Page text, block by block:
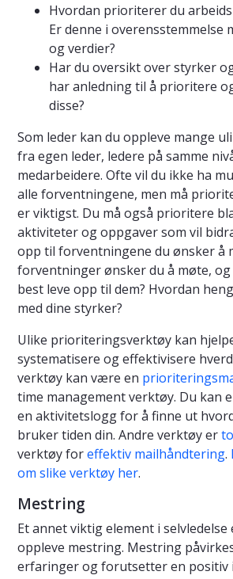
Hvordan prioriterer du
Er denne i overensstemmelse
og verdier?
Har du oversikt over styrker
har anledning til å prioritere
disse?
Som leder kan du oppleve mange
fra egen leder, ledere på samme
medarbeidere. Ofte vil du ikke ha
alle forventningene, men må
er viktigst. Du må også prioritere
aktiviteter og oppgaver som vil
opp til forventningene du ønsker å
forventninger ønsker du å møte,
best leve opp til dem? Hvordan
med dine styrker?
Ulike prioriteringsverktøy kan
systematisere og effektivisere
verktøy kan være en
time management verktøy. Du kan
en aktivitetslogg for å finne ut
bruker tiden din. Andre verktøy er
verktøy foreffektiv mailhåndtering.
om slike verktøy her.
Mestring
Et annet viktig element i
oppleve mestring. Mestring
erfaringer og forutsetter en positiv